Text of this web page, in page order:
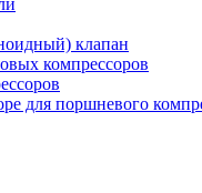
клапан
компрессоров
для поршневого